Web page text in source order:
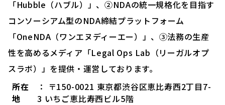
「Hubble（ハブル）」、②NDAの統一規格化を目指す
コンソーシアム型のNDA締結プラットフォーム
「OneNDA（ワンエヌディーエー）」、③法務の生産
性を高めるメディア「Legal Ops Lab（リーガルオプ
スラボ）」を提供・運営しております。
所在
地
： 〒150-0021 東京都渋谷区恵比寿西2丁目7-
3 いちご恵比寿西ビル5階